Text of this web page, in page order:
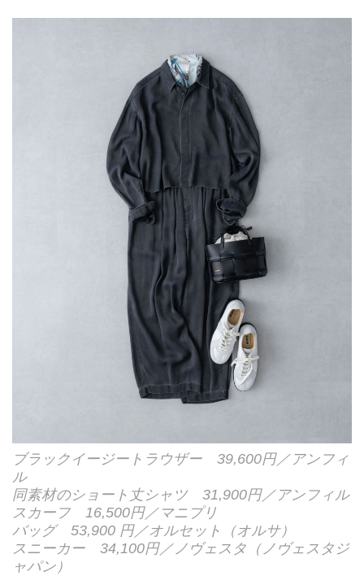
ブラックイージートラウザー 39,600円／アンフィ
ル
同素材のショート丈シャツ 31,900円／アンフィル
スカーフ 16,500円／マニプリ
バッグ 53,900 円／オルセット（オルサ）
スニーカー 34,100円／ノヴェスタ（ノヴェスタジ
ャパン）